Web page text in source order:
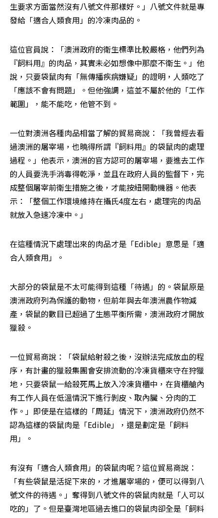
生要求方面當然沒有八號文件那樣好。」八號文件就是專
發給「適合人類食用」的冷凍肉品的。
這位官員說：「澳洲政府的衛生標準比較嚴格，他們列為
『飼料用』的肉品，其實未必如想像中那麼不衛生。」他
說，只要袋鼠肉有「無傳播疾病嫌疑」的證明，人類吃了
「應該不會有問題」。但他強調，這並不屬於他的「工作
範圍」，能不能吃，他管不到。
一位對澳洲各種肉品相當了解的貿易商說：「我曾經去看
過澳洲的屠宰場，也曉得所謂『飼料用』的袋鼠肉的處理
過程。」他表示，澳洲的官方認可的屠宰場，要進去工作
的人員要洗手消毒得乾淨，並且在政府人員的監督下，完
成整個屠宰前衛生措施之後，才能按紐開動機器。他表
示：「整個工作環境維持在攝氏4度左右，處理完的肉品
就放入急速冷凍中。」
在這種情況下處理出來的肉品才是「Edible」意思是「適
合人類食用」。
大部分的袋鼠是不太可能得到這種「待遇」的。袋鼠原是
澳洲政府列為保護的動物，但前年與去年澳洲農作物減
產，袋鼠的數目已超過了生態平衡所需，澳洲政府才開放
獵殺。
一位貿易商說：「袋鼠給射殺之後，沒辦法完成放血的程
序，有計畫的獵殺集團會安排流動的冷凍貨櫃來守在狩獵
地，只要袋鼠一給殺死馬上放入冷凍貨櫃中，在貨櫃艙內
有工作人員在低溫情況下進行剝皮、取內臟、分肉的工
作。」即使是在這樣的「周延」情況下，澳洲政府仍然不
認為這樣的袋鼠肉是「Edible」，還是劃定是「飼料
用」。
有沒有「適合人類食用」的袋鼠肉呢？這位貿易商說：
「有些袋鼠是活捉下來的，才進屠宰場的，便可以得到八
號文件的待遇。」奪得到八號文件的袋鼠肉就是「人可以
吃的」了。但是臺灣地區過去進口的袋鼠肉卻全是「飼料